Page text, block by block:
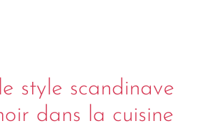
style scandinave
dans la cuisine